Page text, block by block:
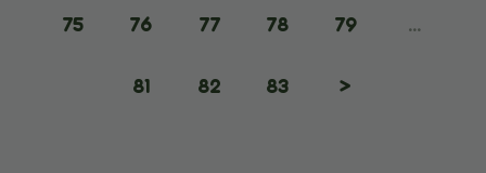
75 76 77 78 79 ...
81 82 83 >